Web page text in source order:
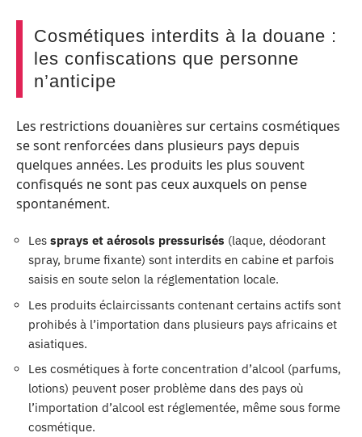
Cosmétiques interdits à la douane :
les confiscations que personne
n’anticipe
Les restrictions douanières sur certains cosmétiques
se sont renforcées dans plusieurs pays depuis
quelques années. Les produits les plus souvent
confisqués ne sont pas ceux auxquels on pense
spontanément.
Les sprays et aérosols pressurisés (laque, déodorant
spray, brume fixante) sont interdits en cabine et parfois
saisis en soute selon la réglementation locale.
Les produits éclaircissants contenant certains actifs sont
prohibés à l’importation dans plusieurs pays africains et
asiatiques.
Les cosmétiques à forte concentration d’alcool (parfums,
lotions) peuvent poser problème dans des pays où
l’importation d’alcool est réglementée, même sous forme
cosmétique.